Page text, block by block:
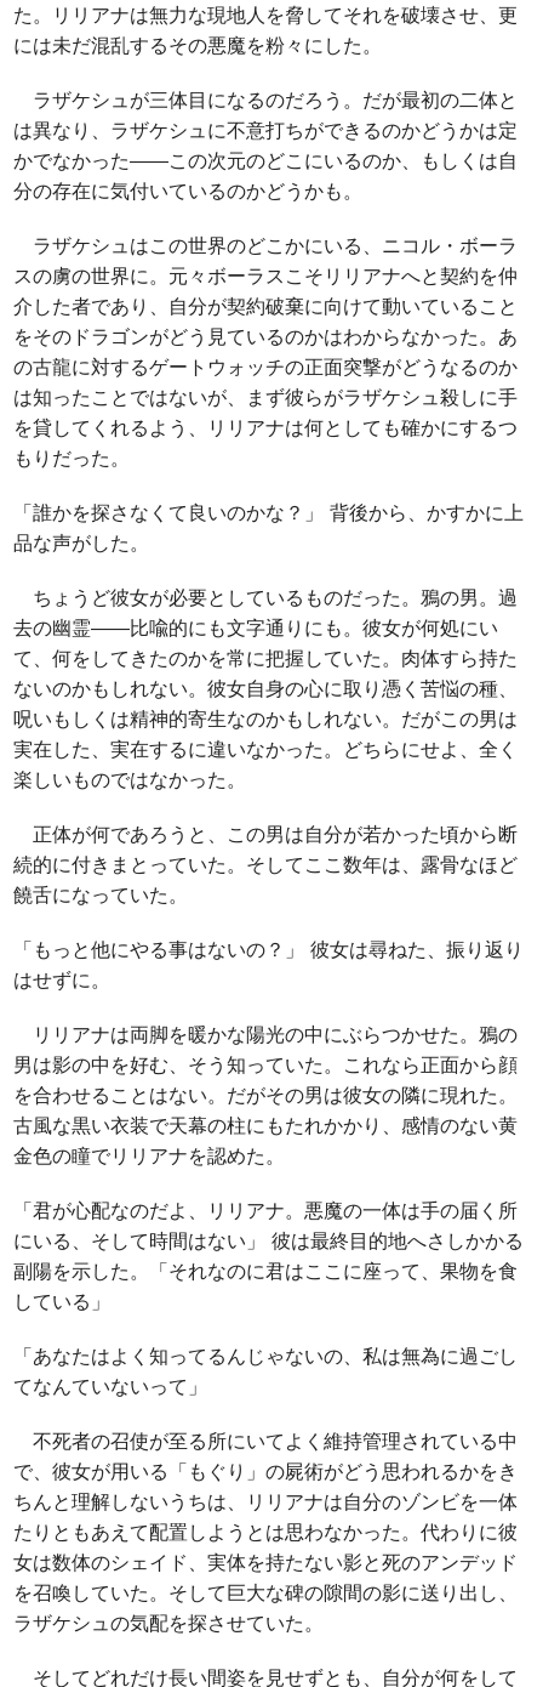
た。リリアナは無力な現地人を脅してそれを破壊させ、更
には未だ混乱するその悪魔を粉々にした。
ラザケシュが三体目になるのだろう。だが最初の二体と
は異なり、ラザケシュに不意打ちができるのかどうかは定
かでなかった――この次元のどこにいるのか、もしくは自
分の存在に気付いているのかどうかも。
ラザケシュはこの世界のどこかにいる、ニコル・ボーラ
スの虜の世界に。元々ボーラスこそリリアナへと契約を仲
介した者であり、自分が契約破棄に向けて動いていること
をそのドラゴンがどう見ているのかはわからなかった。あ
の古龍に対するゲートウォッチの正面突撃がどうなるのか
は知ったことではないが、まず彼らがラザケシュ殺しに手
を貸してくれるよう、リリアナは何としても確かにするつ
もりだった。
「誰かを探さなくて良いのかな？」 背後から、かすかに上
品な声がした。
ちょうど彼女が必要としているものだった。鴉の男。過
去の幽霊――比喩的にも文字通りにも。彼女が何処にい
て、何をしてきたのかを常に把握していた。肉体すら持た
ないのかもしれない。彼女自身の心に取り憑く苦悩の種、
呪いもしくは精神的寄生なのかもしれない。だがこの男は
実在した、実在するに違いなかった。どちらにせよ、全く
楽しいものではなかった。
正体が何であろうと、この男は自分が若かった頃から断
続的に付きまとっていた。そしてここ数年は、露骨なほど
饒舌になっていた。
「もっと他にやる事はないの？」 彼女は尋ねた、振り返り
はせずに。
リリアナは両脚を暖かな陽光の中にぶらつかせた。鴉の
男は影の中を好む、そう知っていた。これなら正面から顔
を合わせることはない。だがその男は彼女の隣に現れた。
古風な黒い衣装で天幕の柱にもたれかかり、感情のない黄
金色の瞳でリリアナを認めた。
「君が心配なのだよ、リリアナ。悪魔の一体は手の届く所
にいる、そして時間はない」 彼は最終目的地へさしかかる
副陽を示した。「それなのに君はここに座って、果物を食
している」
「あなたはよく知ってるんじゃないの、私は無為に過ごし
てなんていないって」
不死者の召使が至る所にいてよく維持管理されている中
で、彼女が用いる「もぐり」の屍術がどう思われるかをき
ちんと理解しないうちは、リリアナは自分のゾンビを一体
たりともあえて配置しようとは思わなかった。代わりに彼
女は数体のシェイド、実体を持たない影と死のアンデッド
を召喚していた。そして巨大な碑の隙間の影に送り出し、
ラザケシュの気配を探させていた。
そしてどれだけ長い間姿を見せずとも、自分が何をして